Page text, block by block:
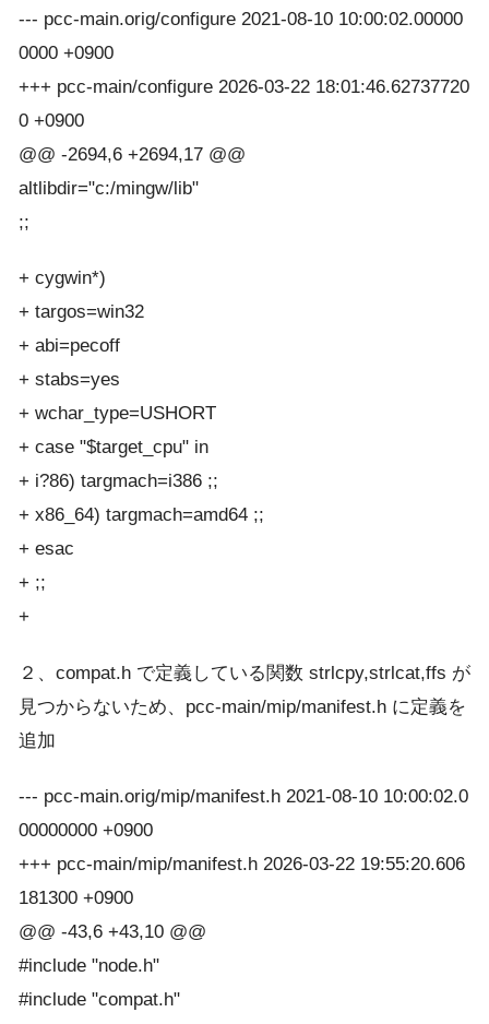
--- pcc-main.orig/configure 2021-08-10 10:00:02.00000
0000 +0900
+++ pcc-main/configure 2026-03-22 18:01:46.62737720
0 +0900
@@ -2694,6 +2694,17 @@
altlibdir="c:/mingw/lib"
;;
+ cygwin*)
+ targos=win32
+ abi=pecoff
+ stabs=yes
+ wchar_type=USHORT
+ case "$target_cpu" in
+ i?86) targmach=i386 ;;
+ x86_64) targmach=amd64 ;;
+ esac
+ ;;
+
２、compat.h で定義している関数 strlcpy,strlcat,ffs が
見つからないため、pcc-main/mip/manifest.h に定義を
追加
--- pcc-main.orig/mip/manifest.h 2021-08-10 10:00:02.0
00000000 +0900
+++ pcc-main/mip/manifest.h 2026-03-22 19:55:20.606
181300 +0900
@@ -43,6 +43,10 @@
#include "node.h"
#include "compat.h"